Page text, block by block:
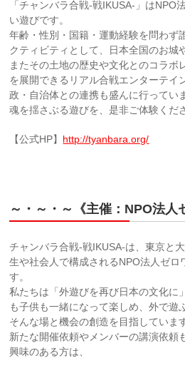
「チャンバラ合戦-戦IKUSA-」はNPO
い遊びです。
年齢・性別・国籍・運動経験を問わず
クティビティとして、日本全国のお城
またその土地の歴史や文化とのコラボ
を展開できるリアル合戦エンターテイ
政・自治体との連携も盛んに行ってい
魂を揺さぶる遊びを、是非ご体験くだ
【公式HP】 http://tyanbara.org/
～・～・～《主催：NPO法人
チャンバラ合戦-戦IKUSA-は、東京と
生や社会人で構成されるNPO法人ゼロ
す。
私たちは「外遊びを再び日本の文化に
も子供も一緒になって楽しめ、外で遊
そんな場と機会の創造を目指していま
新たな開催依頼やメンバーの講演依頼
興味のある方は、